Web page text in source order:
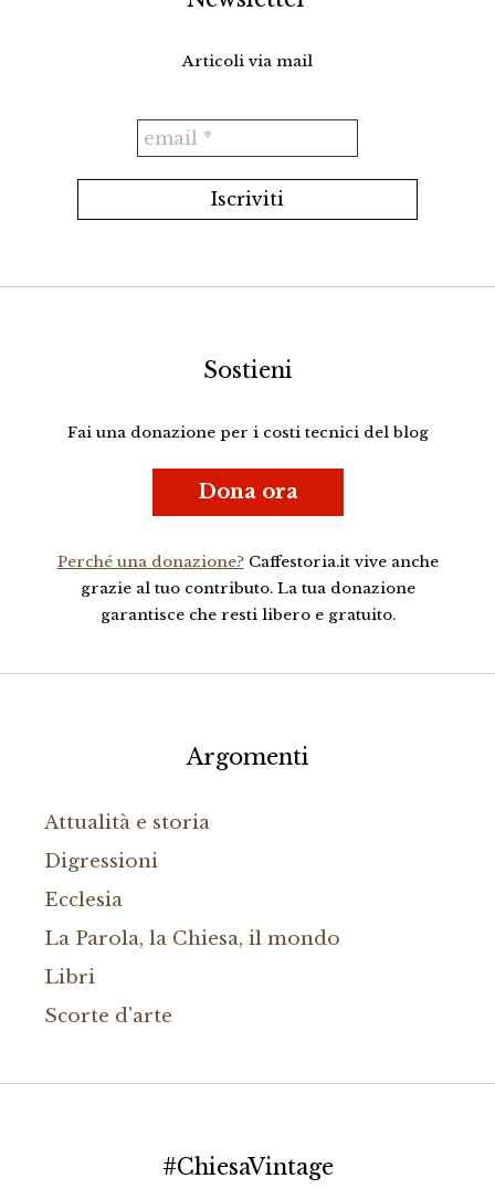
Articoli via mail
Sostieni
Fai una donazione per i costi tecnici del blog
Dona ora
Perché una donazione?Caffestoria.it vive anche
grazie al tuo contributo. La tua donazione
garantisce che resti libero e gratuito.
Argomenti
Attualità e storia
Digressioni
Ecclesia
La Parola, la Chiesa, il mondo
Libri
Scorte d'arte
#ChiesaVintage